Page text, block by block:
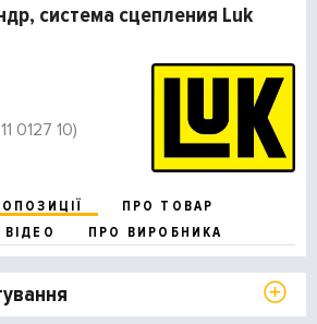
система сцепления Luk
0127 10)
ПРО ТОВАР
ПРО ВИРОБНИКА